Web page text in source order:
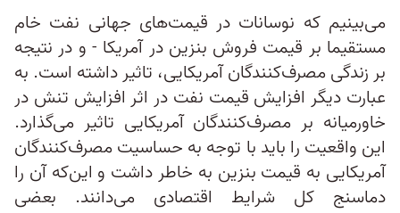
می‌بینیم که نوسانات در قیمت‌های جهانی نفت خام
مستقیما بر قیمت‌ فروش بنزین در آمریکا - و در نتیجه
بر زندگی مصرف‌کنندگان آمریکایی، تاثیر داشته است. به
عبارت دیگر افزایش قیمت نفت در اثر افزایش تنش در
خاورمیانه بر مصرف‌کنندگان آمریکایی تاثیر می‌گذارد.
این واقعیت را باید با توجه به حساسیت مصرف‌کنندگان
آمریکایی به قیمت بنزین به خاطر داشت و این‌که آن ‌را
دماسنج کل شرایط اقتصادی می‌دانند. بعضی